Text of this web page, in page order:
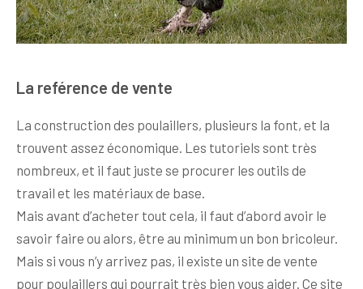
La reférence de vente
La construction des poulaillers, plusieurs la font, et la
trouvent assez économique. Les tutoriels sont très
nombreux, et il faut juste se procurer les outils de
travail et les matériaux de base.
Mais avant d’acheter tout cela, il faut d’abord avoir le
savoir faire ou alors, être au minimum un bon bricoleur.
Mais si vous n’y arrivez pas, il existe un site de vente
pour poulaillers qui pourrait très bien vous aider. Ce site